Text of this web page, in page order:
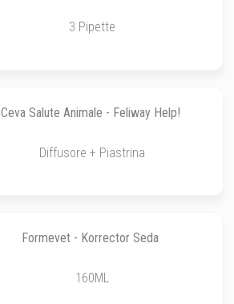
3 Pipette
Ceva Salute Animale - Feliway Help!
Diffusore + Piastrina
Formevet - Korrector Seda
160ML